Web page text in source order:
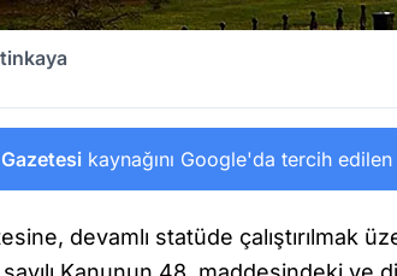
kaynağını Google'da tercih
devamlı statüde çalıştırılmak